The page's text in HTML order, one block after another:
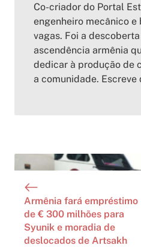
Co-criador do Portal
engenheiro mecânico e
vagas. Foi a
ascendência armênia
dedicar à produção de
a comunidade. Escreve
Armênia fará empréstimo
de € 300 milhões para
Syunik e moradia de
deslocados de Artsakh